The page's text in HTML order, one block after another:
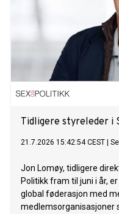
Tidligere styreleder i
21.7.2026 15:42:54 CEST
Jon Lomøy, tidligere
Politikk fram til juni i år,
global føderasjon med
medlemsorganisasjoner